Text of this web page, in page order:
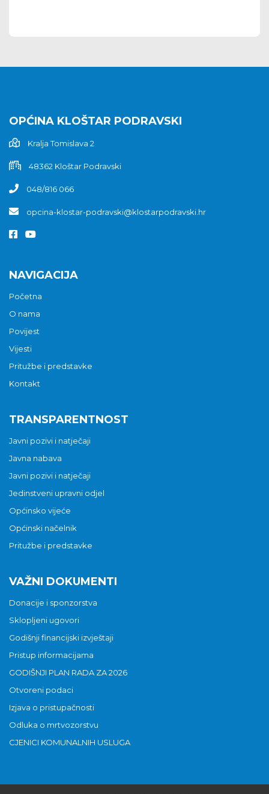
OPĆINA KLOŠTAR PODRAVSKI
Kralja Tomislava 2
48362 Kloštar Podravski
048/816 066
opcina-klostar-podravski@klostarpodravski.hr
NAVIGACIJA
Početna
O nama
Povijest
Vijesti
Pritužbe i predstavke
Kontakt
TRANSPARENTNOST
Javni pozivi i natječaji
Javna nabava
Javni pozivi i natječaji
Jedinstveni upravni odjel
Općinsko vijeće
Općinski načelnik
Pritužbe i predstavke
VAŽNI DOKUMENTI
Donacije i sponzorstva
Sklopljeni ugovori
Godišnji financijski izvještaji
Pristup informacijama
GODIŠNJI PLAN RADA ZA 2026
Otvoreni podaci
Izjava o pristupačnosti
Odluka o mrtvozorstvu
CJENICI KOMUNALNIH USLUGA